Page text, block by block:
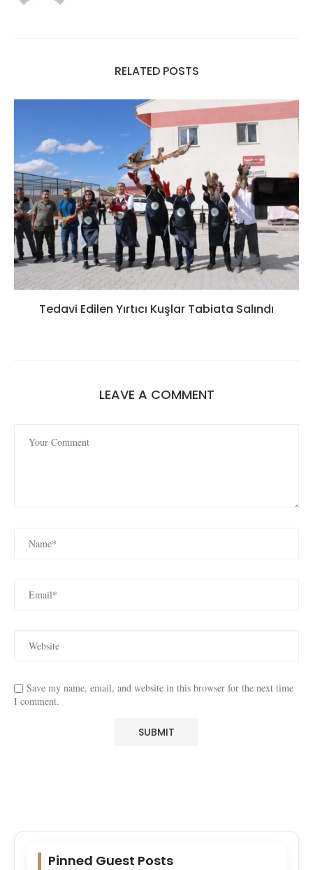
RELATED POSTS
Tedavi Edilen Yırtıcı Kuşlar Tabiata Salındı
LEAVE A COMMENT
Save my name, email, and website in this browser for the next time
I comment.
Pinned Guest Posts